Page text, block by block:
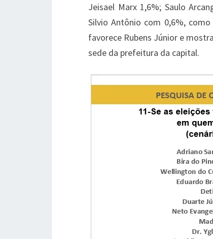
Jeisael Marx 1,6%; Saulo
Silvio Antônio com 0,6%,
favorece Rubens Júnior e
sede da prefeitura da capital.